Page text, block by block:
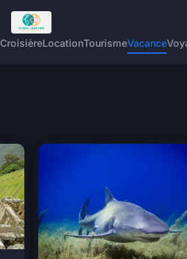
CroisièreLocationTourismeVacance